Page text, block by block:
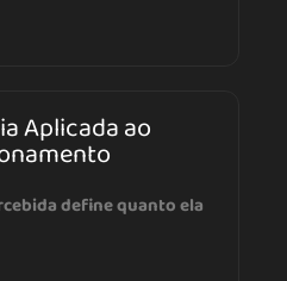
Aplicada ao
define quanto ela